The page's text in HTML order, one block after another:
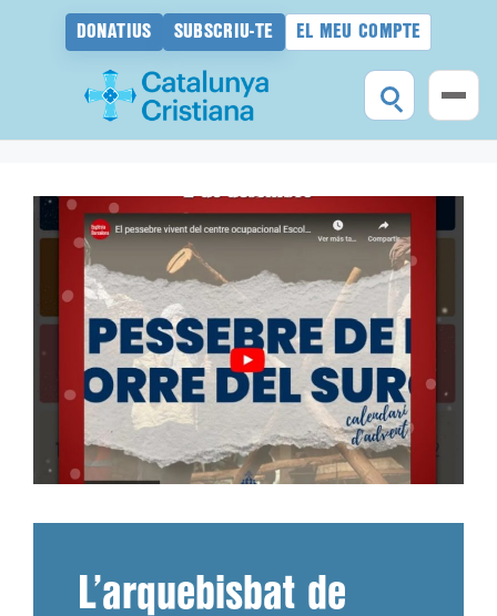
DONATIUS SUBSCRIU-TE EL MEU COMPTE
contingut
L’arquebisbat de